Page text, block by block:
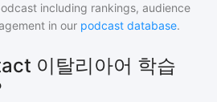
including rankings, audience
in our podcast database.
이탈리아어 학습